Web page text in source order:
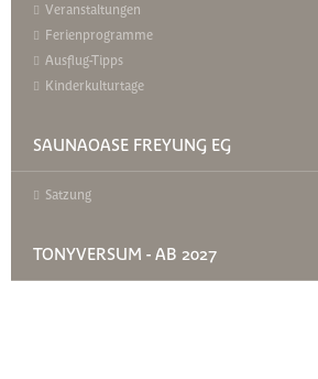
Veranstaltungen
Ferienprogramme
Ausflug-Tipps
Kinderkulturtage
SAUNAOASE FREYUNG EG
Satzung
TONYVERSUM - AB 2027